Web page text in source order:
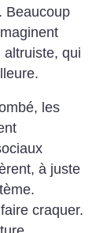
Beaucoup
altruiste, qui
les
à juste
craquer.